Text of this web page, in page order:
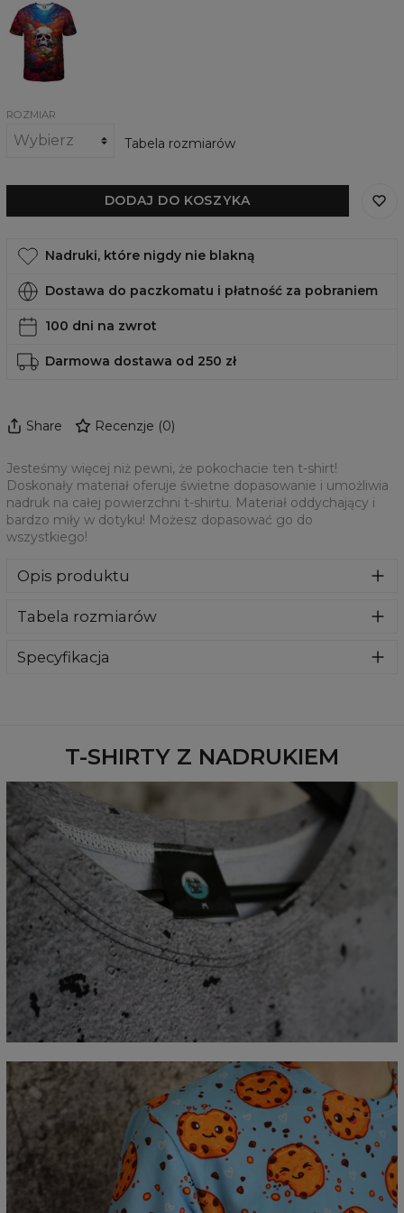
shirt
Roses
Skull
ROZMIAR
Tabela rozmiarów
DODAJ DO KOSZYKA
Nadruki, które nigdy nie blakną
Dostawa do paczkomatu i płatność za pobraniem
100 dni na zwrot
Darmowa dostawa od 250 zł
Share Recenzje (0)
Jesteśmy więcej niż pewni, że pokochacie ten t-shirt!
Doskonały materiał oferuje świetne dopasowanie i umożliwia
nadruk na całej powierzchni t-shirtu. Materiał oddychający i
bardzo miły w dotyku! Możesz dopasować go do
wszystkiego!
Opis produktu
Doskonały materiał oferuje świetne dopasowanie i
oddychający i bardzo miły w dotyku! Możesz dopasować
Tabela rozmiarów
Mierzone na płasko
CM
XS S M
A - Długość
67 69
B - Sz.klatki piersiowej
47 50 53 59
C - Długość rękawów
18,5 19,5 20,5
Specyfikacja
T-SHIRTY Z NADRUKIEM